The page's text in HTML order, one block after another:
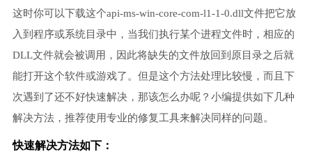
这时你可以下载这个api-ms-win-core-com-l1-1-0.dll文件把它放
入到程序或系统目录中，当我们执行某个进程文件时，相应的
DLL文件就会被调用，因此将缺失的文件放回到原目录之后就
能打开这个软件或游戏了。但是这个方法处理比较慢，而且下
次遇到了还不好快速解决，那该怎么办呢？小编提供如下几种
解决方法，推荐使用专业的修复工具来解决同样的问题。
快速解决方法如下：